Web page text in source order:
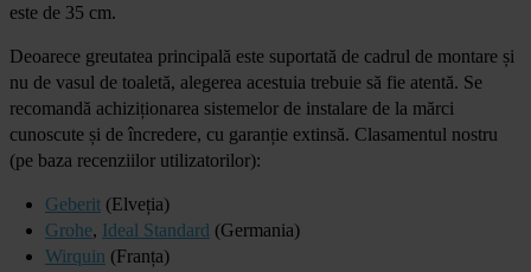
este de 35 cm.
Deoarece greutatea principală este suportată de cadrul de montare și
nu de vasul de toaletă, alegerea acestuia trebuie să fie atentă. Se
recomandă achiziționarea sistemelor de instalare de la mărci
cunoscute și de încredere, cu garanție extinsă. Clasamentul nostru
(pe baza recenziilor utilizatorilor):
Geberit (Elveția)
Grohe, Ideal Standard (Germania)
Wirquin (Franța)